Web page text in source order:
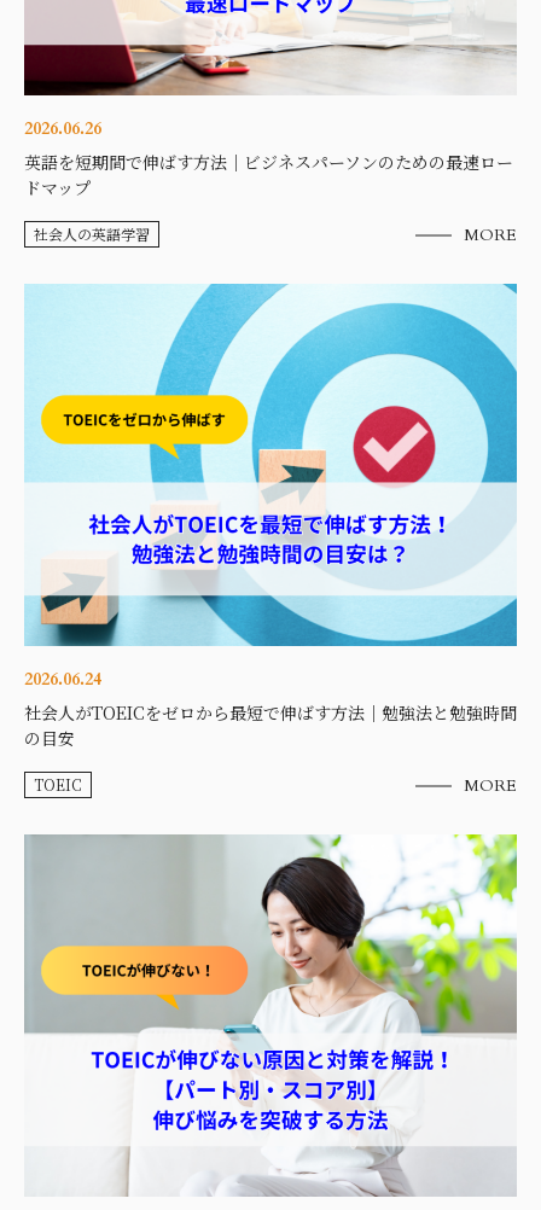
2026.06.26
英語を短期間で伸ばす方法｜ビジネスパーソンのための最速ロー
ドマップ
社会人の英語学習 MORE
2026.06.24
社会人がTOEICをゼロから最短で伸ばす方法｜勉強法と勉強時間
の目安
TOEIC MORE